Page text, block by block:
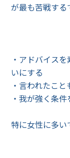
が最も苦戦する
・アドバイス
いにする
・言われたこ
・我が強く条
特に女性に多い